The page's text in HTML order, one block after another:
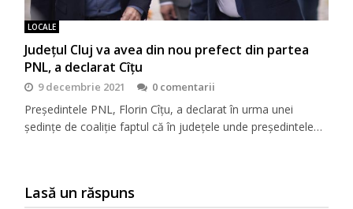
LOCALE
Județul Cluj va avea din nou prefect din partea
PNL, a declarat Cîțu
9 decembrie 2021 0 comentarii
Președintele PNL, Florin Cîțu, a declarat în urma unei
ședințe de coaliție faptul că în județele unde președintele…
Lasă un răspuns